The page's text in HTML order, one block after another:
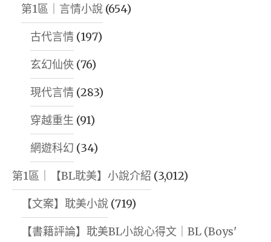
第1區｜言情小說 (654)
古代言情 (197)
玄幻仙俠 (76)
現代言情 (283)
穿越重生 (91)
網遊科幻 (34)
第1區｜【BL耽美】小說介紹 (3,012)
【文案】耽美小說 (719)
【書籍評論】耽美BL小說心得文｜BL (Boys'